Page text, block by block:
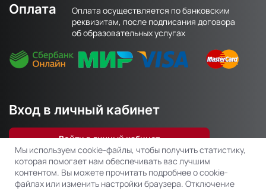
Мы используем cookie-файлы, чтобы получить статистику,
которая помогает нам обеспечивать вас лучшим
контентом. Вы можете прочитать подробнее о cookie-
файлах или изменить настройки браузера. Отключение
Оплата
Оплата осуществляется по банковским
реквизитам, после подписания договора
об образовательных услугах
Вход в личный кабинет
Войти в личный кабинет